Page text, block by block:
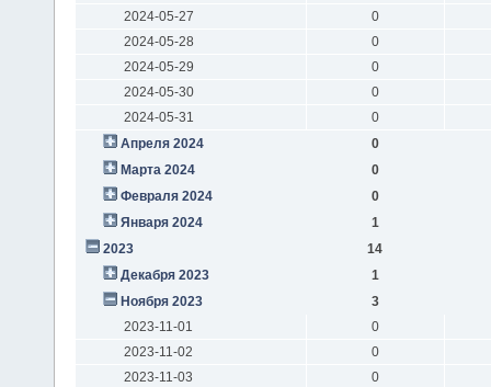
2024-05-27
0
2024-05-28
0
2024-05-29
0
2024-05-30
0
2024-05-31
0
Апреля 2024
0
Марта 2024
0
Февраля 2024
0
Января 2024
1
2023
14
Декабря 2023
1
Ноября 2023
3
2023-11-01
0
2023-11-02
0
2023-11-03
0